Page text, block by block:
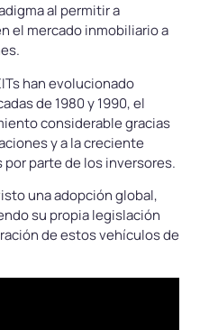
al permitir a
el mercado inmobiliario a
han evolucionado
de 1980 y 1990, el
considerable gracias
y a la creciente
parte de los inversores.
una adopción global,
su propia legislación
de estos vehículos de